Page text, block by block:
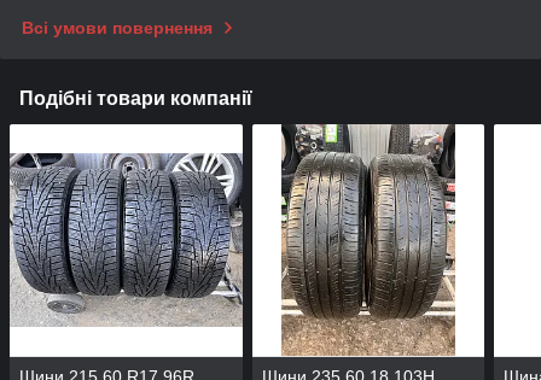
Всі умови повернення
Подібні товари компанії